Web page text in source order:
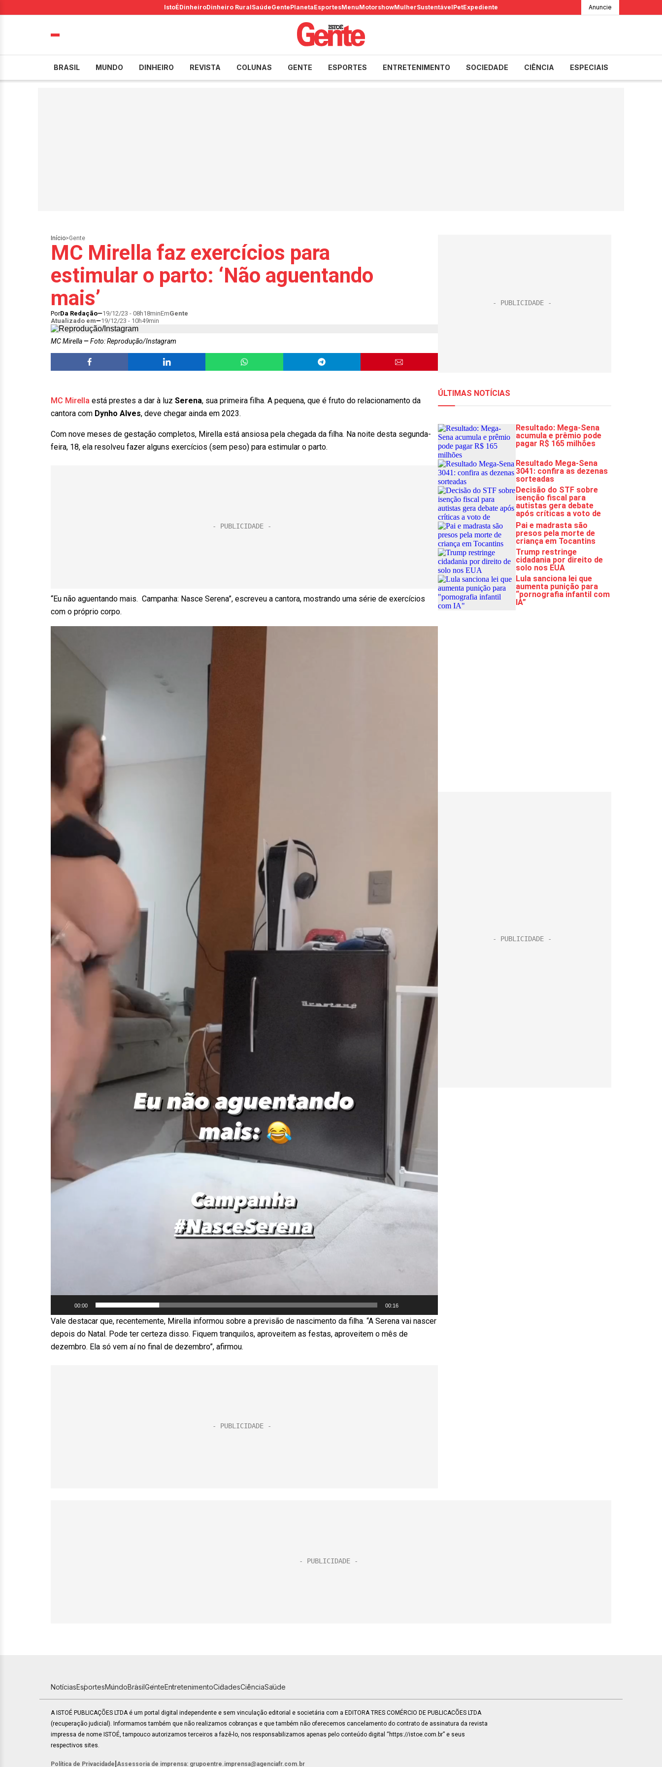
IstoÉDinheiroDinheiro RuralSaúdeGentePlanetaEsportesMenuMotorshowMulherSustentávelPetExpediente Anuncie
BRASIL MUNDO DINHEIRO REVISTA COLUNAS GENTE ESPORTES ENTRETENIMENTO SOCIEDADE CIÊNCIA ESPECIAIS
Início>Gente
MC Mirella faz exercícios para
estimular o parto: ‘Não aguentando
mais’
PorDa Redação 19/12/23 - 08h18minEmGente
Atualizado em
19/12/23 - 10h49min
MC Mirella Foto: Reprodução/Instagram
MC Mirella está prestes a dar à luz Serena, sua primeira filha. A pequena, que é fruto do relacionamento da
cantora com Dynho Alves, deve chegar ainda em 2023.
Com nove meses de gestação completos, Mirella está ansiosa pela chegada da filha. Na noite desta segunda-
feira, 18, ela resolveu fazer alguns exercícios (sem peso) para estimular o parto.
“Eu não aguentando mais. Campanha: Nasce Serena”, escreveu a cantora, mostrando uma série de exercícios
com o próprio corpo.
00:00 00:16
Vale destacar que, recentemente, Mirella informou sobre a previsão de nascimento da filha. “A Serena vai nascer
depois do Natal. Pode ter certeza disso. Fiquem tranquilos, aproveitem as festas, aproveitem o mês de
dezembro. Ela só vem aí no final de dezembro”, afirmou.
NotíciasEsportesMundoBrasilGenteEntretenimentoCidadesCiênciaSaúde
A ISTOÉ PUBLICAÇÕES LTDA é um portal digital independente e sem vinculação editorial e societária com a EDITORA TRES COMÉRCIO DE PUBLICACÕES LTDA
(recuperação judicial). Informamos também que não realizamos cobranças e que também não oferecemos cancelamento do contrato de assinatura da revista
impressa de nome ISTOÉ, tampouco autorizamos terceiros a fazê-lo, nos responsabilizamos apenas pelo conteúdo digital “https://istoe.com.br” e seus
respectivos sites.
Política de Privacidade Assessoria de imprensa: grupoentre.imprensa@agenciafr.com.br